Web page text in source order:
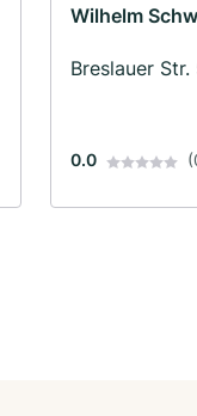
Wilhelm
Breslauer
0.0